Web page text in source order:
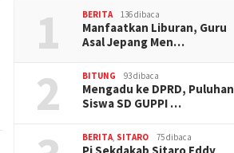
1 BERITA 136 dibaca
Manfaatkan Liburan, Guru
Asal Jepang Men…
2 BITUNG 93 dibaca
Mengadu ke DPRD, Puluhan
Siswa SD GUPPI …
BERITA SITARO 75 dibaca